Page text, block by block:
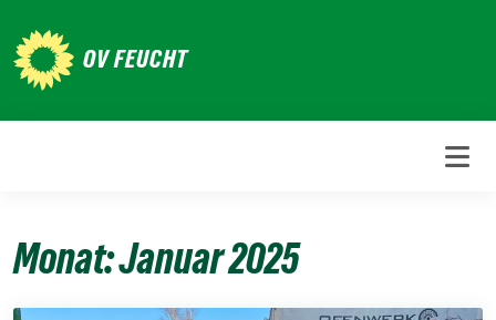
zum
Inhalt
OV FEUCHT
Monat:Januar 2025